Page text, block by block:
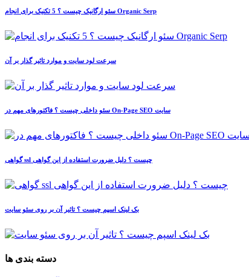
سئو ارگانیک چیست ؟ 5 تکنیک برای انجام Organic Serp
سرعت لود سایت و موارد تاثیر گذار بر آن
سئو داخلی چیست ؟ فاکتورهای مهم در On-Page SEO سایت
گواهی ssl چیست ؟ دلیل ضرورت استفاده از این گواهی
بک لینک اسپم چیست ؟ تاثیر آن بر روی سئو سایت
دسته بندی ها